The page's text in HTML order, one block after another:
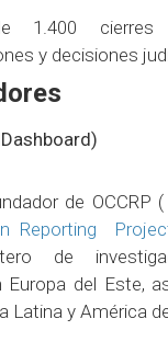
1.400 cierres
y decisiones
de OCCRP (
Reporting
de
Europa del Este,
Latina y América